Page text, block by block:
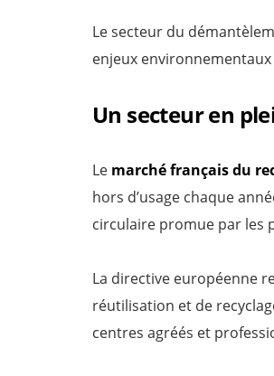
Le secteur du
enjeux
Un secteur en
Le marché français du
hors d’usage chaque
circulaire promue par les
La directive européenne
réutilisation et de
centres agréés et